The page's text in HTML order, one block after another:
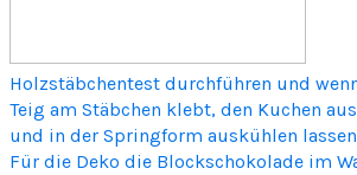
Holzstäbchentest durchführen und
Teig am Stäbchen klebt, den Kuchen
und in der Springform auskühlen
Für die Deko die Blockschokolade im